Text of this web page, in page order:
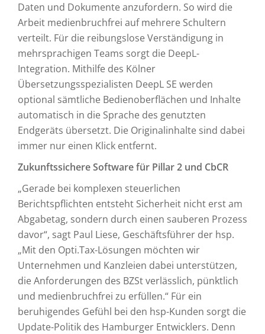
Daten und Dokumente anzufordern. So wird die
Arbeit medienbruchfrei auf mehrere Schultern
verteilt. Für die reibungslose Verständigung in
mehrsprachigen Teams sorgt die DeepL-
Integration. Mithilfe des Kölner
Übersetzungsspezialisten DeepL SE werden
optional sämtliche Bedienoberflächen und Inhalte
automatisch in die Sprache des genutzten
Endgeräts übersetzt. Die Originalinhalte sind dabei
immer nur einen Klick entfernt.
Zukunftssichere Software für Pillar 2 und CbCR
„Gerade bei komplexen steuerlichen
Berichtspflichten entsteht Sicherheit nicht erst am
Abgabetag, sondern durch einen sauberen Prozess
davor“, sagt Paul Liese, Geschäftsführer der hsp.
„Mit den Opti.Tax-Lösungen möchten wir
Unternehmen und Kanzleien dabei unterstützen,
die Anforderungen des BZSt verlässlich, pünktlich
und medienbruchfrei zu erfüllen.“ Für ein
beruhigendes Gefühl bei den hsp-Kunden sorgt die
Update-Politik des Hamburger Entwicklers. Denn